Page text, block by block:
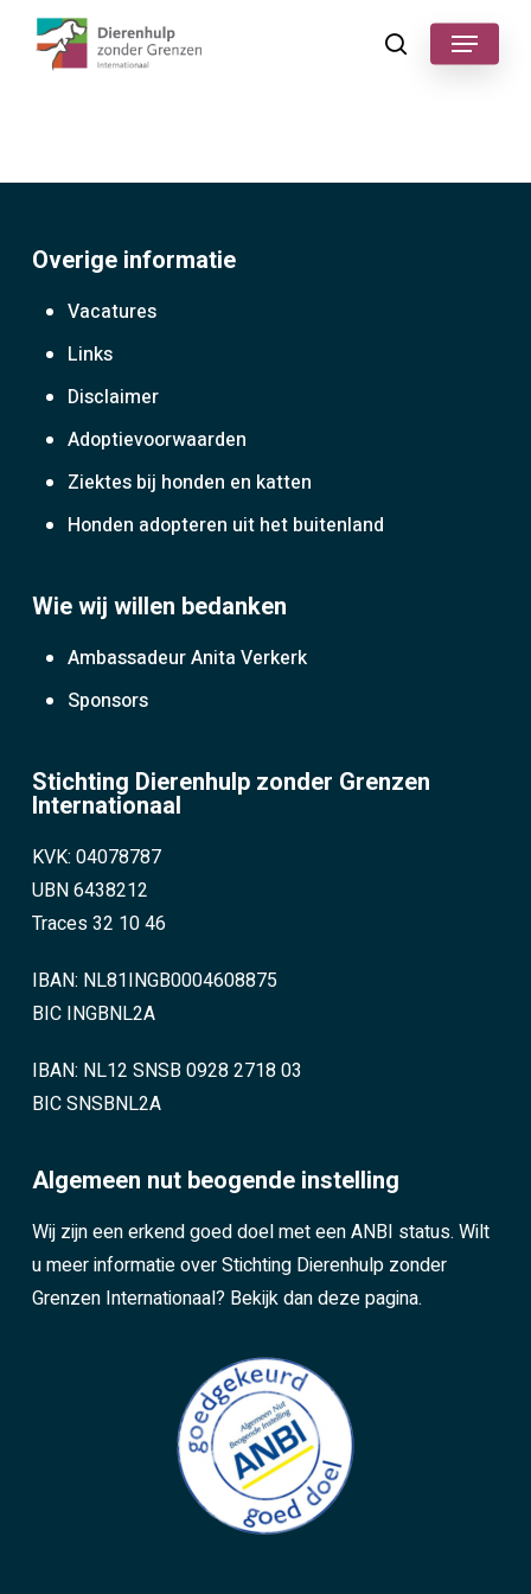
search
Menu
Overige informatie
Vacatures
Links
Disclaimer
Adoptievoorwaarden
Ziektes bij honden en katten
Honden adopteren uit het buitenland
Wie wij willen bedanken
Ambassadeur Anita Verkerk
Sponsors
Stichting Dierenhulp zonder Grenzen
Internationaal
KVK: 04078787
UBN 6438212
Traces 32 10 46
IBAN: NL81INGB0004608875
BIC INGBNL2A
IBAN: NL12 SNSB 0928 2718 03
BIC SNSBNL2A
Algemeen nut beogende instelling
Wij zijn een erkend goed doel met een ANBI status. Wilt
u meer informatie over Stichting Dierenhulp zonder
Grenzen Internationaal? Bekijk dan deze pagina.